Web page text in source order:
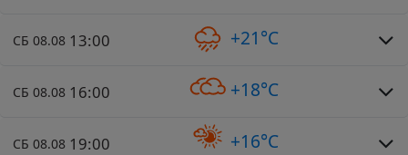
СБ 08.08 13:00 +21°C
СБ 08.08 16:00 +18°C
СБ 08.08 19:00 +16°C